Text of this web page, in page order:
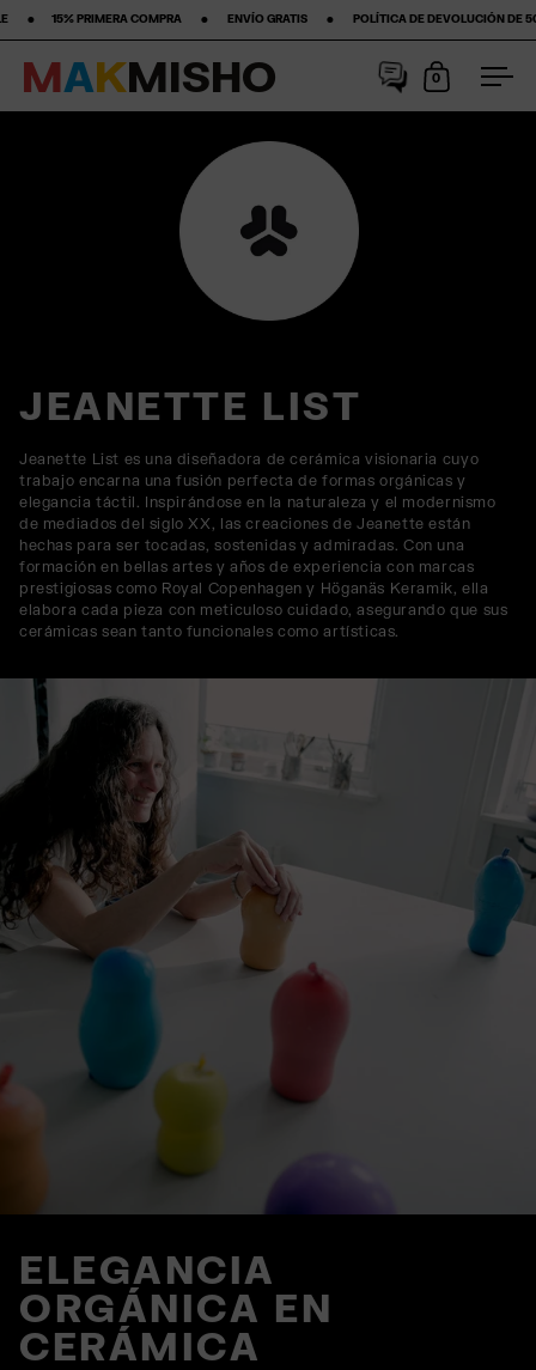
COMPRA‎ ‎ ‎ ‎ ‎ ‎ ‎ ‎ •‎ ‎ ‎ ‎ ‎ ‎ ‎ ‎ ENVÍO GRATIS ‎ ‎ ‎ ‎ ‎ ‎ ‎ •‎ ‎ ‎ ‎ ‎ ‎ ‎ ‎ POLÍTICA DE DEVOLUCIÓN DE 50
MAKMISHO Abrir
0
JEANETTE LIST
Jeanette List es una diseñadora de cerámica visionaria cuyo
trabajo encarna una fusión perfecta de formas orgánicas y
elegancia táctil. Inspirándose en la naturaleza y el modernismo
de mediados del siglo XX, las creaciones de Jeanette están
hechas para ser tocadas, sostenidas y admiradas. Con una
formación en bellas artes y años de experiencia con marcas
prestigiosas como Royal Copenhagen y Höganäs Keramik, ella
elabora cada pieza con meticuloso cuidado, asegurando que sus
cerámicas sean tanto funcionales como artísticas.
ELEGANCIA
ORGÁNICA EN
CERÁMICA